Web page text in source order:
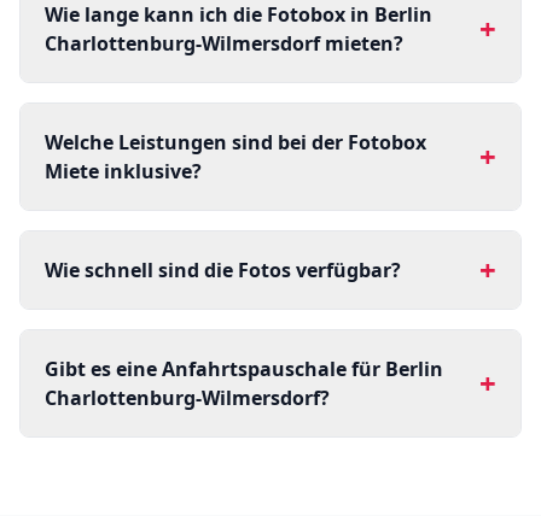
Wie lange kann ich die Fotobox in Berlin
Charlottenburg-Wilmersdorf mieten?
+
Welche Leistungen sind bei der Fotobox
Miete inklusive?
+
Wie schnell sind die Fotos verfügbar? +
Gibt es eine Anfahrtspauschale für Berlin
Charlottenburg-Wilmersdorf?
+